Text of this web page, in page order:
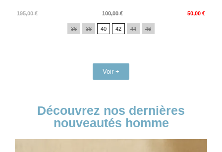
195,00 €
Prix
100,00 € 50,00 €
Prix
36 38 40 42 44 46
Voir +
Découvrez nos dernières
nouveautés homme